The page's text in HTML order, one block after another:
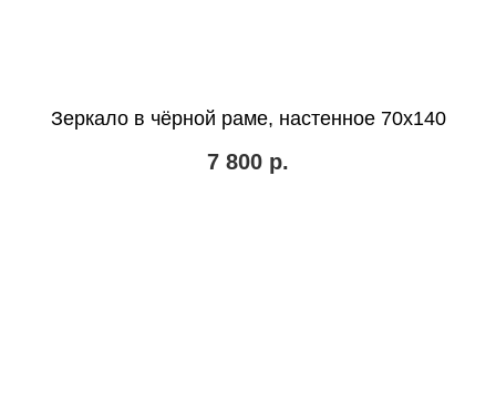
Зеркало в чёрной раме, настенное 70х140
7 800 р.